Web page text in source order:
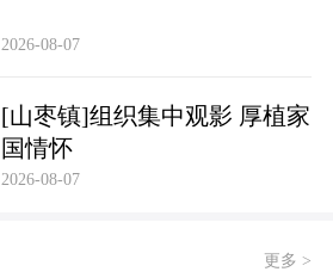
2026-08-07
[山枣镇]组织集中观影 厚植家
国情怀
2026-08-07
更多 >